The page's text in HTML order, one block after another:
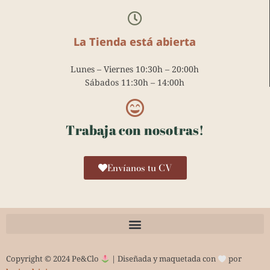
La Tienda está abierta
Lunes – Viernes 10:30h – 20:00h
Sábados 11:30h – 14:00h
Trabaja con nosotras!
Envíanos tu CV
Copyright © 2024 Pe&Clo | Diseñada y maquetada con
por